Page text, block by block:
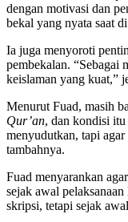
dengan motivasi dan
bekal yang nyata saat
Ia juga menyoroti
pembekalan. “Sebagai
keislaman yang kuat,”
Menurut Fuad, masih
Qur’an, dan kondisi itu
menyudutkan, tapi
tambahnya.
Fuad menyarankan
sejak awal
skripsi, tetapi sejak